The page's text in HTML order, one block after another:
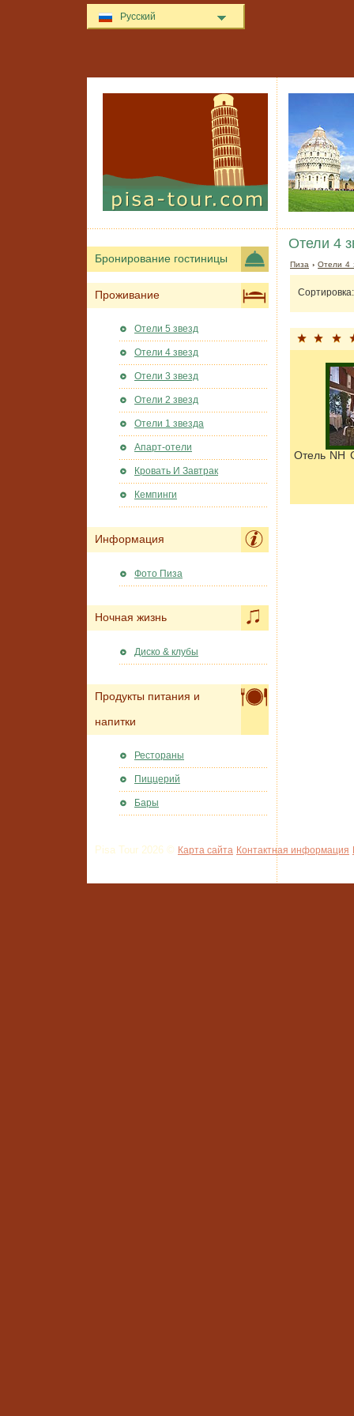
Отели 4
Пиза ›Отели 4
Сортировка:
Отель NH
Бронирование гостиницы
Проживание
Отели 5 звезд
Отели 4 звезд
Отели 3 звезд
Отели 2 звезд
Отели 1 звезда
Апарт-отели
Кровать И Завтрак
Кемпинги
Информация
Фото Пиза
Ночная жизнь
Диско & клубы
Продукты питания и
напитки
Рестораны
Пиццерий
Бары
Pisa Tour 2026 © Карта сайта Контактная информация
Русский